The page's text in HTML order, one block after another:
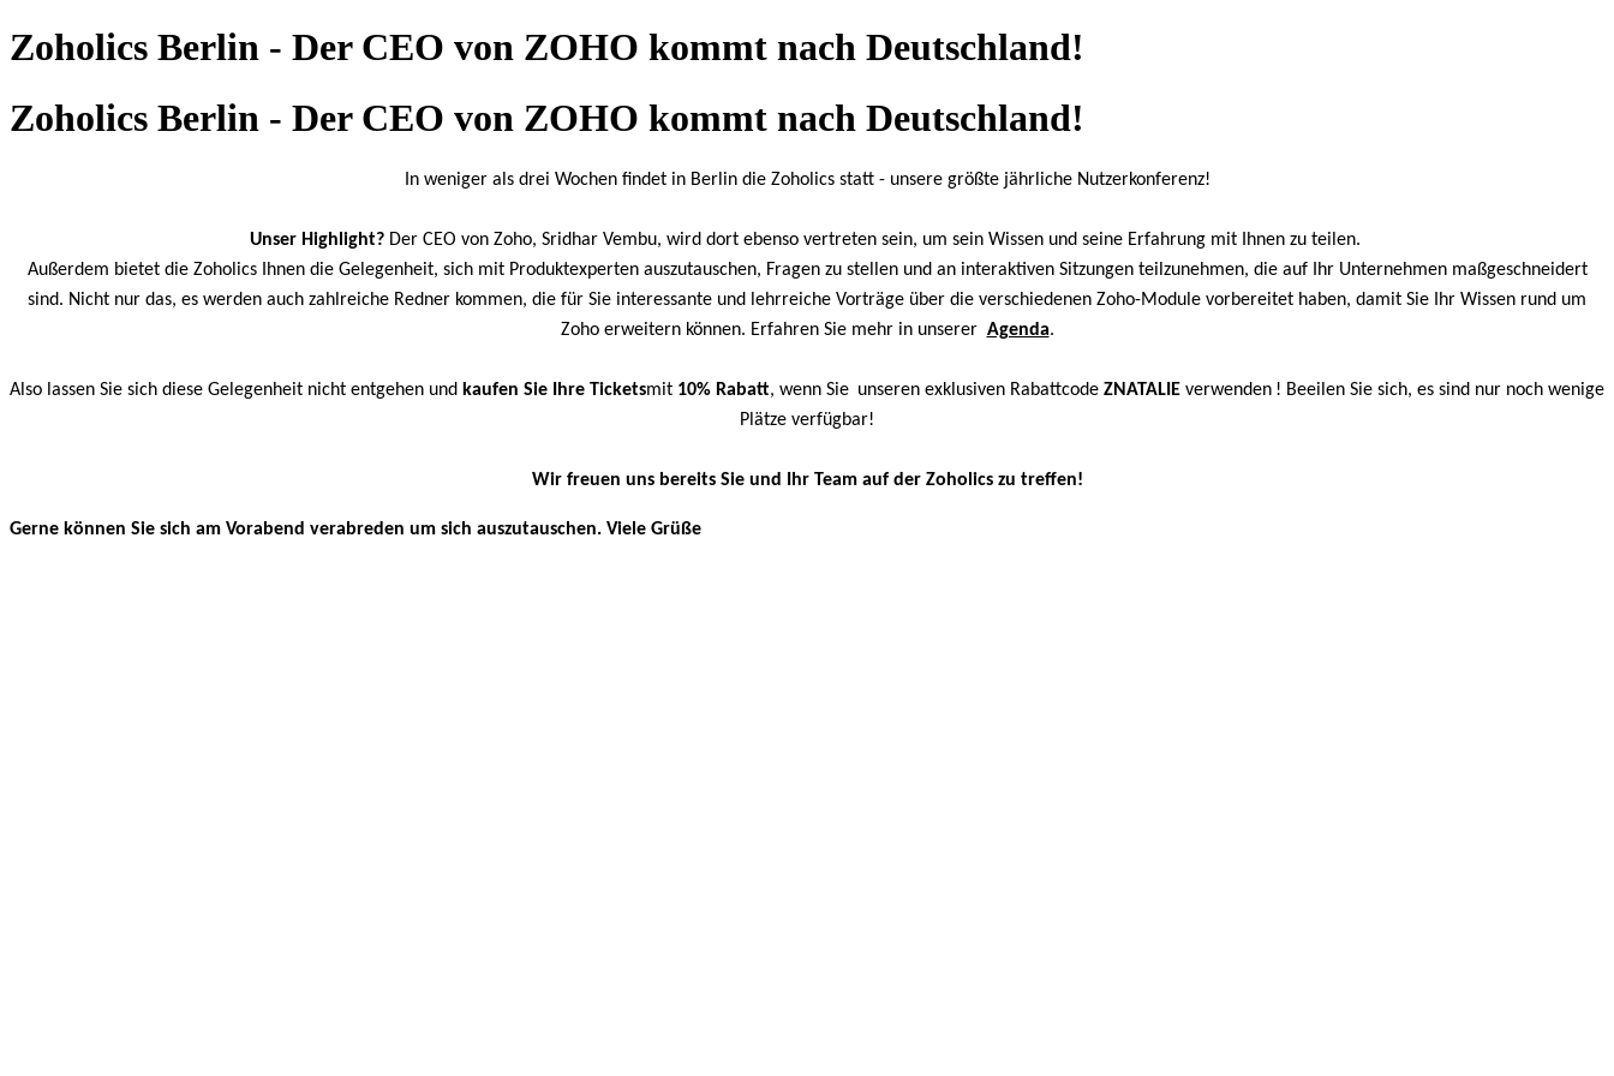
Zoholics Berlin - Der CEO von ZOHO kommt nach Deutschland!
Zoholics Berlin - Der CEO von ZOHO kommt nach Deutschland!
In weniger als drei Wochen findet in Berlin die Zoholics statt - unsere größte jährliche Nutzerkonferenz!
Unser Highlight? Der CEO von Zoho, Sridhar Vembu, wird dort ebenso vertreten sein, um sein Wissen und seine Erfahrung mit Ihnen zu teilen.
Außerdem bietet die Zoholics Ihnen die Gelegenheit, sich mit Produktexperten auszutauschen, Fragen zu stellen und an interaktiven Sitzungen teilzunehmen, die auf Ihr Unternehmen maßgeschneidert
sind. Nicht nur das, es werden auch zahlreiche Redner kommen, die für Sie interessante und lehrreiche Vorträge über die verschiedenen Zoho-Module vorbereitet haben, damit Sie Ihr Wissen rund um
Zoho erweitern können. Erfahren Sie mehr in unserer Agenda.
Also lassen Sie sich diese Gelegenheit nicht entgehen und kaufen Sie Ihre Ticketsmit 10% Rabatt, wenn Sie unseren exklusiven Rabattcode ZNATALIE verwenden ! Beeilen Sie sich, es sind nur noch wenige
Plätze verfügbar!
Wir freuen uns bereits Sie und Ihr Team auf der Zoholics zu treffen!
Gerne können Sie sich am Vorabend verabreden um sich auszutauschen. Viele Grüße